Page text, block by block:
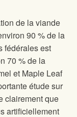
de la viande
90 % de la
fédérales est
70 % de la
et Maple Leaf
étude sur
clairement que
artificiellement